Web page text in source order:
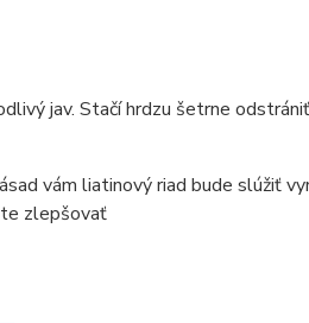
jav. Stačí hrdzu šetrne
vám liatinový riad bude slúžiť
zlepšovať